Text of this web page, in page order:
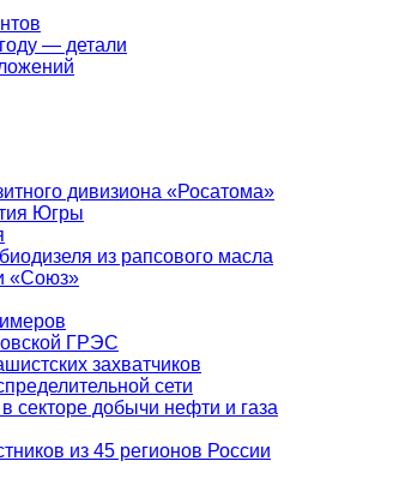
— детали
дивизиона «Росатома»
Югры
из рапсового масла
«Союз»
ГРЭС
захватчиков
сети
секторе добычи нефти и газа
из 45 регионов России